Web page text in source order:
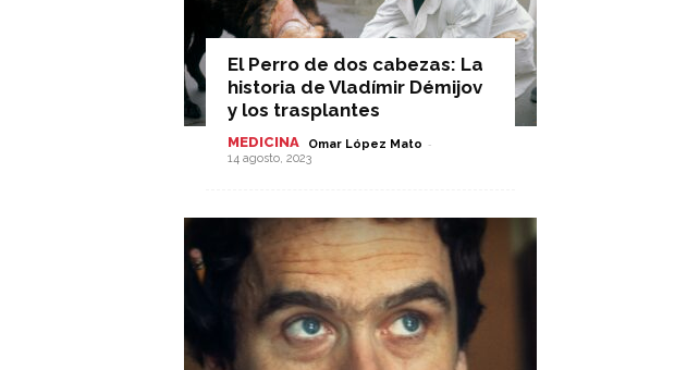
El Perro de dos cabezas: La
historia de Vladímir Démijov
y los trasplantes
MEDICINA Omar López Mato -
14 agosto, 2023